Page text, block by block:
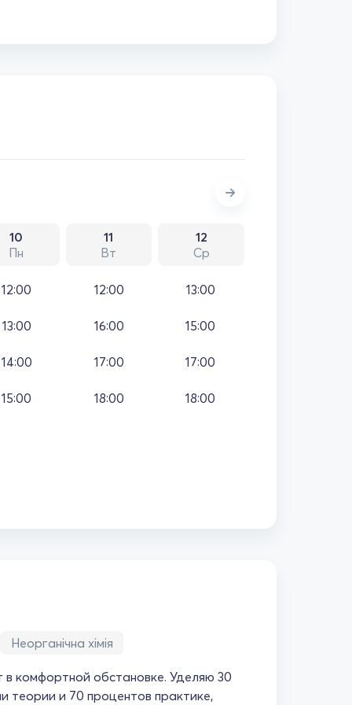
10
Пн
11
Вт
12
Ср
12:00
13:00
14:00
15:00
12:00
16:00
17:00
18:00
13:00
15:00
17:00
18:00
Неорганічна хімія
в комфортной обстановке. Уделяю 30
теории и 70 процентов практике,